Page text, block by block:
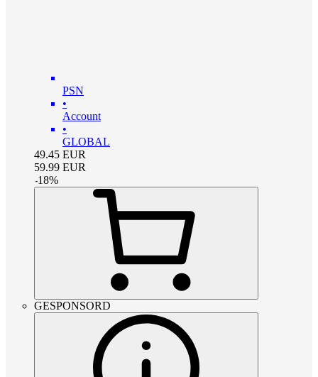
PSN
•
Account
•
GLOBAL
49.45 EUR
59.99 EUR
-18%
GESPONSORD